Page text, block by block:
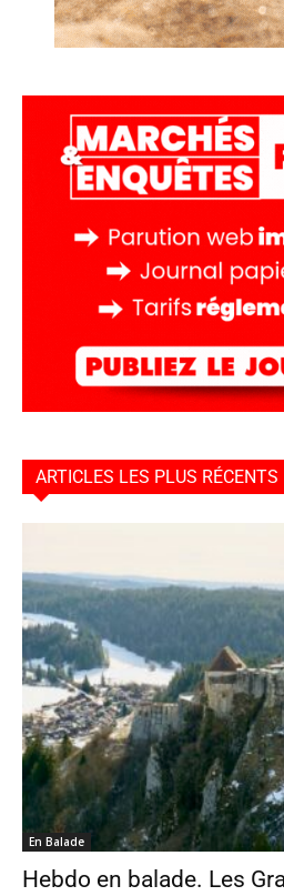
ARTICLES LES PLUS RÉCENTS
En Balade
Hebdo en balade. Les